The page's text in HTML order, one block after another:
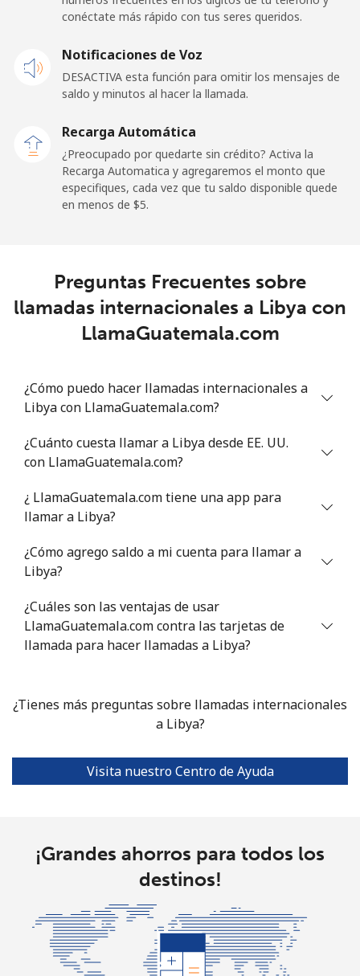
⁦48.5¢⁩ 20 min por ⁦$10⁩
Celular ⁦39.9¢⁩ 25 min por ⁦$10⁩
Liechtenstein
Celular ⁦13.9¢⁩ 71 min por ⁦$10⁩
Lithuania
Celular ⁦5.9¢⁩ 169 min por ⁦$10⁩ ⁦6¢⁩
Luxembourg
Celular ⁦26.5¢⁩
conéctate más rápido con tus seres queridos.
Notificaciones de Voz
DESACTIVA esta función para omitir los mensajes de
saldo y minutos al hacer la llamada.
Recarga Automática
¿Preocupado por quedarte sin crédito? Activa la
Recarga Automatica y agregaremos el monto que
especifiques, cada vez que tu saldo disponible quede
en menos de ⁦$5⁩.
Preguntas Frecuentes sobre
llamadas internacionales a Libya con
LlamaGuatemala.com
¿Cómo puedo hacer llamadas internacionales a
Libya con LlamaGuatemala.com?
¿Cuánto cuesta llamar a Libya desde EE. UU.
con LlamaGuatemala.com?
¿ LlamaGuatemala.com tiene una app para
llamar a Libya?
¿Cómo agrego saldo a mi cuenta para llamar a
Libya?
¿Cuáles son las ventajas de usar
LlamaGuatemala.com contra las tarjetas de
llamada para hacer llamadas a Libya?
¿Tienes más preguntas sobre llamadas internacionales
a Libya?
Visita nuestro Centro de Ayuda
¡Grandes ahorros para todos los
destinos!